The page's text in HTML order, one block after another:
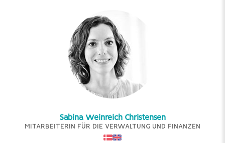
Sabina Weinreich Christensen
MITARBEITERIN FÜR DIE VERWALTUNG UND FINANZEN